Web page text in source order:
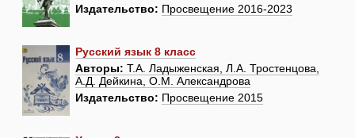
Издательство: Просвещение 2016-2023
Русский язык 8 класс
Авторы: Т.А. Ладыженская, Л.А. Тростенцова,
А.Д. Дейкина, О.М. Александрова
Издательство: Просвещение 2015